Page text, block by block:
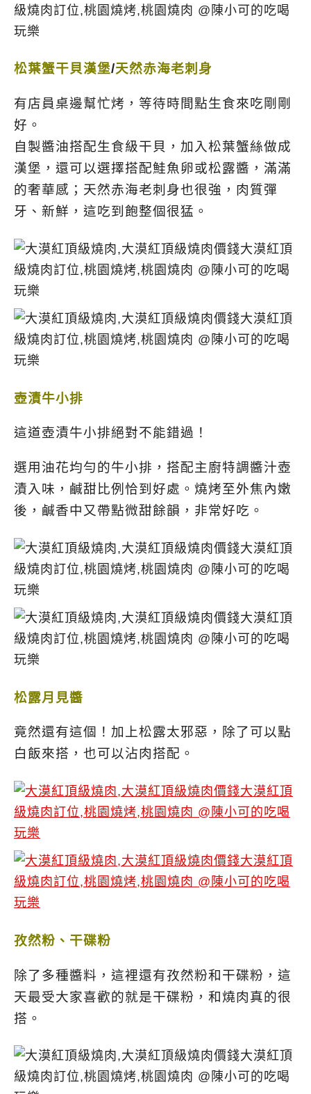
松葉蟹干貝漢堡/天然赤海老刺身
有店員桌邊幫忙烤，等待時間點生食來吃剛剛
好。
自製醬油搭配生食級干貝，加入松葉蟹絲做成
漢堡，還可以選擇搭配鮭魚卵或松露醬，滿滿
的奢華感；天然赤海老刺身也很強，肉質彈
牙、新鮮，這吃到飽整個很猛。
壺漬牛小排
這道壺漬牛小排絕對不能錯過！
選用油花均勻的牛小排，搭配主廚特調醬汁壺
漬入味，鹹甜比例恰到好處。燒烤至外焦內嫩
後，鹹香中又帶點微甜餘韻，非常好吃。
松露月見醬
竟然還有這個！加上松露太邪惡，除了可以點
白飯來搭，也可以沾肉搭配。
孜然粉、干碟粉
除了多種醬料，這裡還有孜然粉和干碟粉，這
天最受大家喜歡的就是干碟粉，和燒肉真的很
搭。